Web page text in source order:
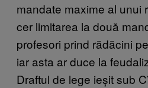
mandate maxime al unui
cer limitarea la două
profesori prind rădăcini
iar asta ar duce la
Draftul de lege ieșit sub